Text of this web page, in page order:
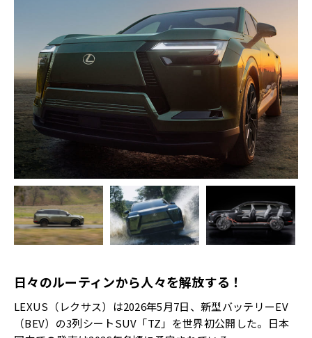
日々のルーティンから人々を解放する！
LEXUS（レクサス）は2026年5月7日、新型バッテリーEV
（BEV）の3列シートSUV「TZ」を世界初公開した。日本